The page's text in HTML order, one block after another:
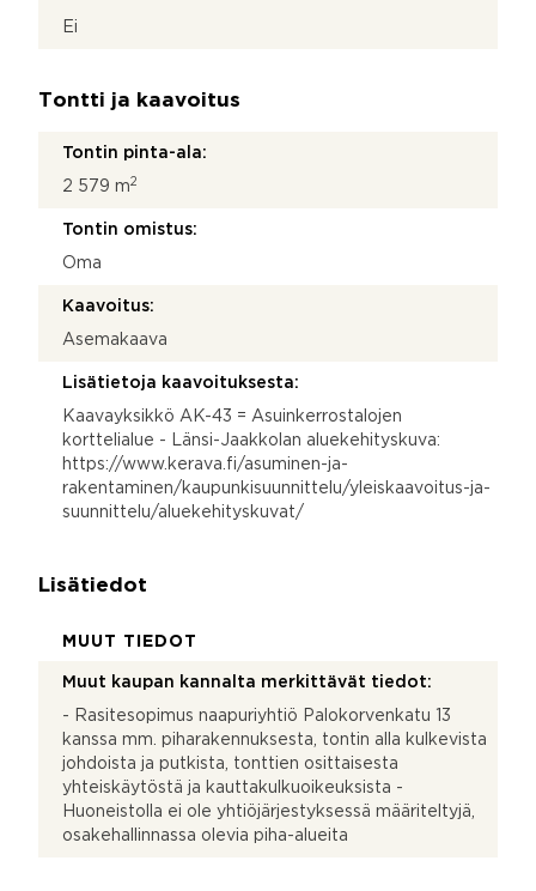
Ei
Tontti ja kaavoitus
Tontin pinta-ala:
2 579 m2
Tontin omistus:
Oma
Kaavoitus:
Asemakaava
Lisätietoja kaavoituksesta:
Kaavayksikkö AK-43 = Asuinkerrostalojen
korttelialue - Länsi-Jaakkolan aluekehityskuva:
https://www.kerava.fi/asuminen-ja-
rakentaminen/kaupunkisuunnittelu/yleiskaavoitus-ja-
suunnittelu/aluekehityskuvat/
Lisätiedot
MUUT TIEDOT
Muut kaupan kannalta merkittävät tiedot:
- Rasitesopimus naapuriyhtiö Palokorvenkatu 13
kanssa mm. piharakennuksesta, tontin alla kulkevista
johdoista ja putkista, tonttien osittaisesta
yhteiskäytöstä ja kauttakulkuoikeuksista -
Huoneistolla ei ole yhtiöjärjestyksessä määriteltyjä,
osakehallinnassa olevia piha-alueita